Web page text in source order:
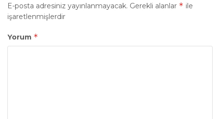
E-posta adresiniz yayınlanmayacak. Gerekli alanlar * ile
işaretlenmişlerdir
Yorum *